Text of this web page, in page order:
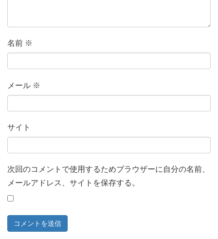
名前 ※
メール ※
サイト
次回のコメントで使用するためブラウザーに自分の名前、
メールアドレス、サイトを保存する。